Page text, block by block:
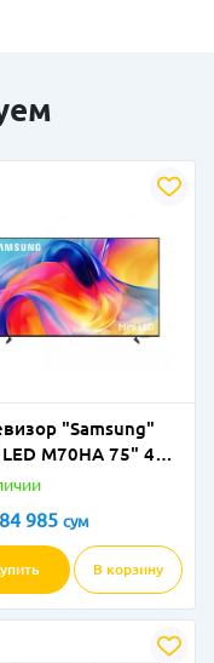
"Samsung"
M70HА 75" 4К
AI Smart TV (2026)
985 сум
В корзину